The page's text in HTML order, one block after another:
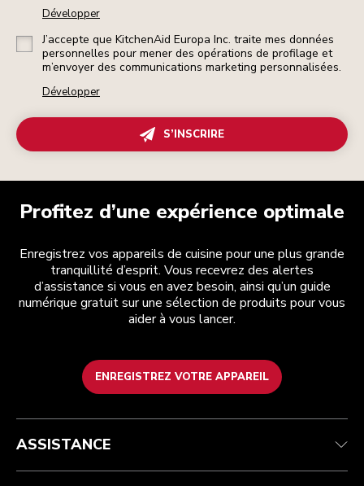
Développer
J’accepte que KitchenAid Europa Inc. traite mes données
personnelles pour mener des opérations de profilage et
m’envoyer des communications marketing personnalisées.
Développer
S’INSCRIRE
Profitez d’une expérience optimale
Enregistrez vos appareils de cuisine pour une plus grande
tranquillité d’esprit. Vous recevrez des alertes
d’assistance si vous en avez besoin, ainsi qu’un guide
numérique gratuit sur une sélection de produits pour vous
aider à vous lancer.
ENREGISTREZ VOTRE APPAREIL
Service après-vente
Garantie et documents
Contactez-nous
Conditions générales de vente
Retours et remboursements
Imprint
ODR
La marque
Trouver une boutique
ASSISTANCE